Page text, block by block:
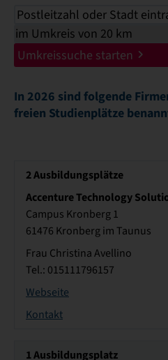
Umkreissuche starten
In 2026 sind folgende
freien Studienplätze
2Ausbildungsplätze
Accenture Technology
Campus Kronberg 1
61476 Kronberg im Taunus
Frau Christina Avellino
Tel.: 015111796157
Webseite
Kontakt
1Ausbildungsplatz